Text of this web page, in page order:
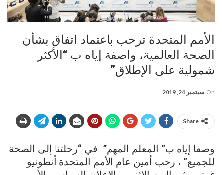
الأمم المتحدة ترحب باعتماد اتفاق بشأن
الصحة العالمية، واصفة إياه ب “الأكثر
شمولية على الإطلاق”
On سبتمبر 24, 2019
Share
وصفا إياه ب” المعلم المهم” في “رحلتنا إلى الصحة
للجميع” ، رحب أمين عام الأمم المتحدة أنطونيو